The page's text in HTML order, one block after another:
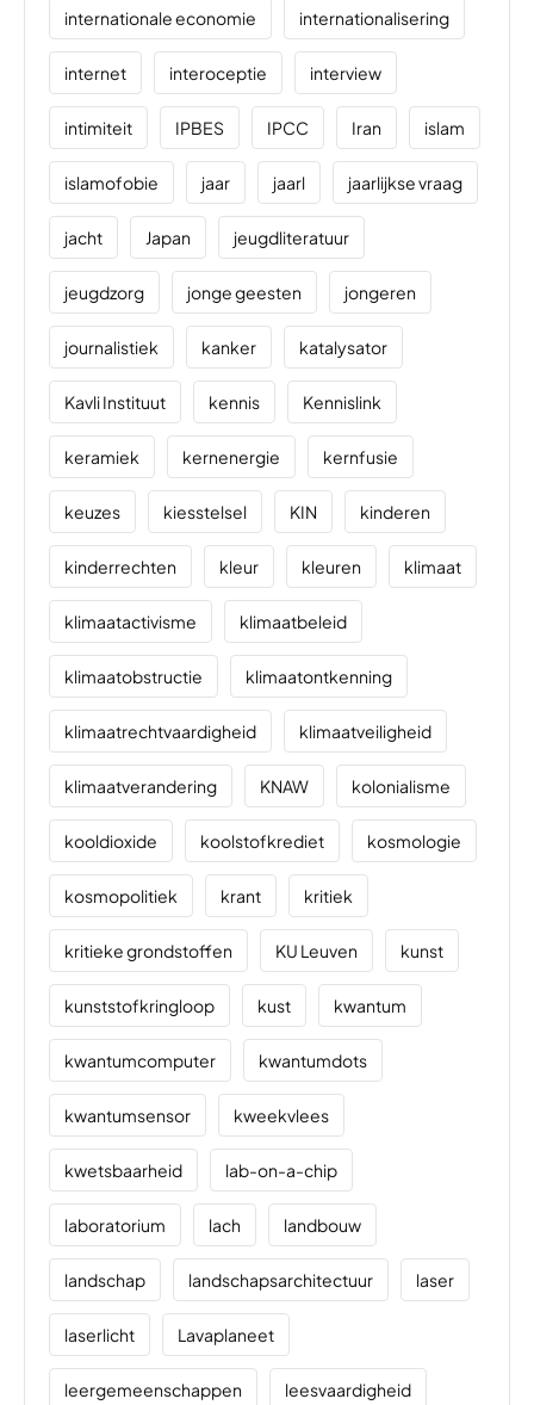
internationale economie internationalisering
internet interoceptie interview
intimiteit IPBES IPCC Iran islam
islamofobie jaar jaarl jaarlijkse vraag
jacht Japan jeugdliteratuur
jeugdzorg jonge geesten jongeren
journalistiek kanker katalysator
Kavli Instituut kennis Kennislink
keramiek kernenergie kernfusie
keuzes kiesstelsel KIN kinderen
kinderrechten kleur kleuren klimaat
klimaatactivisme klimaatbeleid
klimaatobstructie klimaatontkenning
klimaatrechtvaardigheid klimaatveiligheid
klimaatverandering KNAW kolonialisme
kooldioxide koolstofkrediet kosmologie
kosmopolitiek krant kritiek
kritieke grondstoffen KU Leuven kunst
kunststofkringloop kust kwantum
kwantumcomputer kwantumdots
kwantumsensor kweekvlees
kwetsbaarheid lab-on-a-chip
laboratorium lach landbouw
landschap landschapsarchitectuur laser
laserlicht Lavaplaneet
leergemeenschappen leesvaardigheid